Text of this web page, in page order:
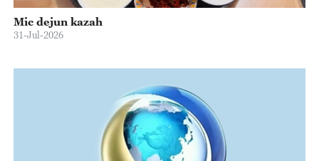
Mic dejun kazah
31-Jul-2026